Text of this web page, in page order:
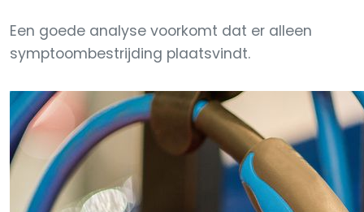
Een goede analyse voorkomt dat er alleen
symptoombestrijding plaatsvindt.